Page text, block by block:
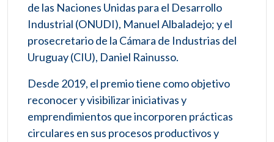
de las Naciones Unidas para el Desarrollo
Industrial (ONUDI), Manuel Albaladejo; y el
prosecretario de la Cámara de Industrias del
Uruguay (CIU), Daniel Rainusso.
Desde 2019, el premio tiene como objetivo
reconocer y visibilizar iniciativas y
emprendimientos que incorporen prácticas
circulares en sus procesos productivos y